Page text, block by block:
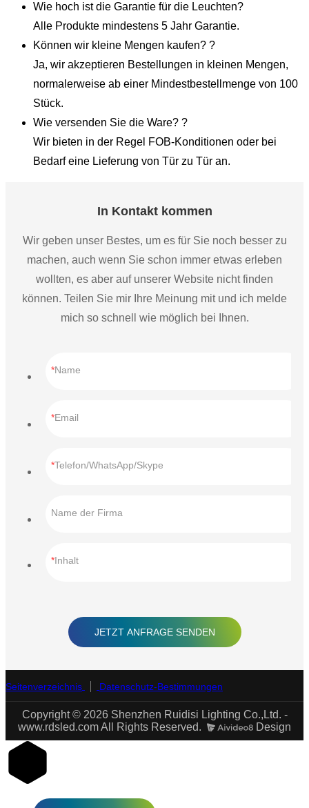
Wie hoch ist die Garantie für die Leuchten?
Alle Produkte mindestens 5 Jahr Garantie.
Können wir kleine Mengen kaufen? ?
Ja, wir akzeptieren Bestellungen in kleinen Mengen,
normalerweise ab einer Mindestbestellmenge von 100
Stück.
Wie versenden Sie die Ware? ?
Wir bieten in der Regel FOB-Konditionen oder bei
Bedarf eine Lieferung von Tür zu Tür an.
In Kontakt kommen
Wir geben unser Bestes, um es für Sie noch besser zu
machen, auch wenn Sie schon immer etwas erleben
wollten, es aber auf unserer Website nicht finden
können. Teilen Sie mir Ihre Meinung mit und ich melde
mich so schnell wie möglich bei Ihnen.
Name
Email
Telefon/WhatsApp/Skype
Name der Firma
Inhalt
JETZT ANFRAGE SENDEN
Seitenverzeichnis Datenschutz-Bestimmungen
Copyright © 2026 Shenzhen Ruidisi Lighting Co.,Ltd. -
www.rdsled.com All Rights Reserved.
Design